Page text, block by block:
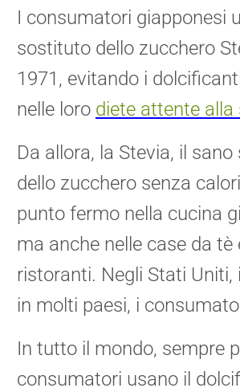
I consumatori giapponesi
sostituto dello zucchero
1971, evitando i
nelle loro diete attente alla
Da allora, la Stevia, il
dello zucchero senza
punto fermo nella cucina
ma anche nelle case da tè
ristoranti. Negli Stati Uniti,
in molti paesi, i
In tutto il mondo, sempre
consumatori usano il